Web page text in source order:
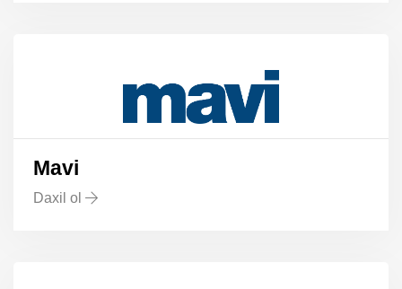
Mavi
Daxil ol